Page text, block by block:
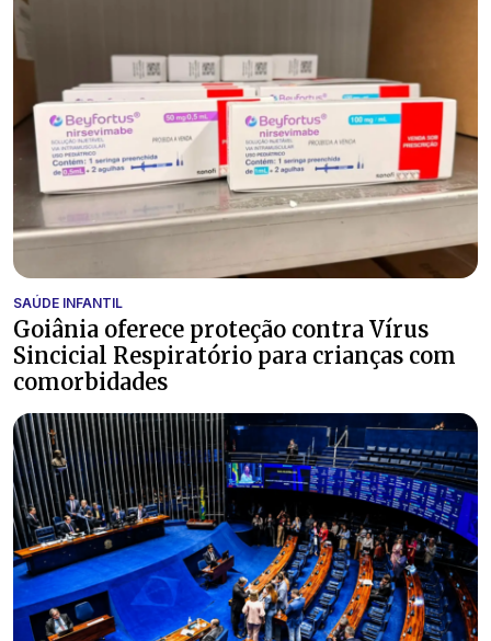
SAÚDE INFANTIL
Goiânia oferece proteção contra Vírus
Sincicial Respiratório para crianças com
comorbidades